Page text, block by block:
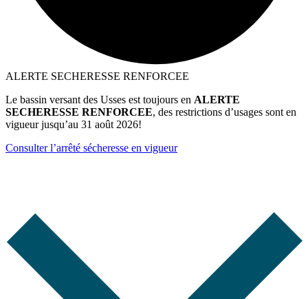
ALERTE SECHERESSE RENFORCEE
Le bassin versant des Usses est toujours en ALERTE
SECHERESSE RENFORCEE, des restrictions d’usages sont en
vigueur jusqu’au 31 août 2026!
Consulter l’arrêté sécheresse en vigueur